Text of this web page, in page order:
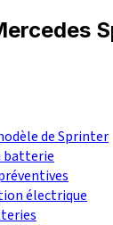
de Sprinter
batterie
électrique